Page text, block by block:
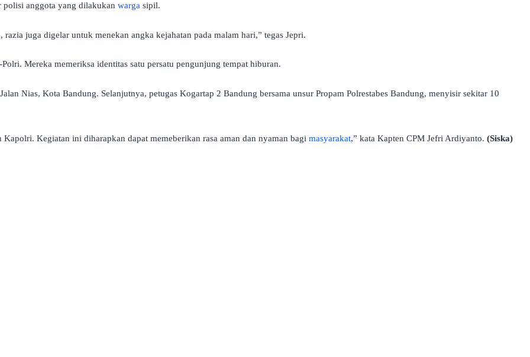
polisi anggota yang dilakukan warga sipil.
juga digelar untuk menekan angka kejahatan pada malam hari,” tegas Jepri.
Mereka memeriksa identitas satu persatu pengunjung tempat hiburan.
Nias, Kota Bandung. Selanjutnya, petugas Kogartap 2 Bandung bersama unsur Propam Polrestabes Bandung, menyisir sekitar 10
Kegiatan ini diharapkan dapat memeberikan rasa aman dan nyaman bagi masyarakat,” kata Kapten CPM Jefri Ardiyanto. (Siska)